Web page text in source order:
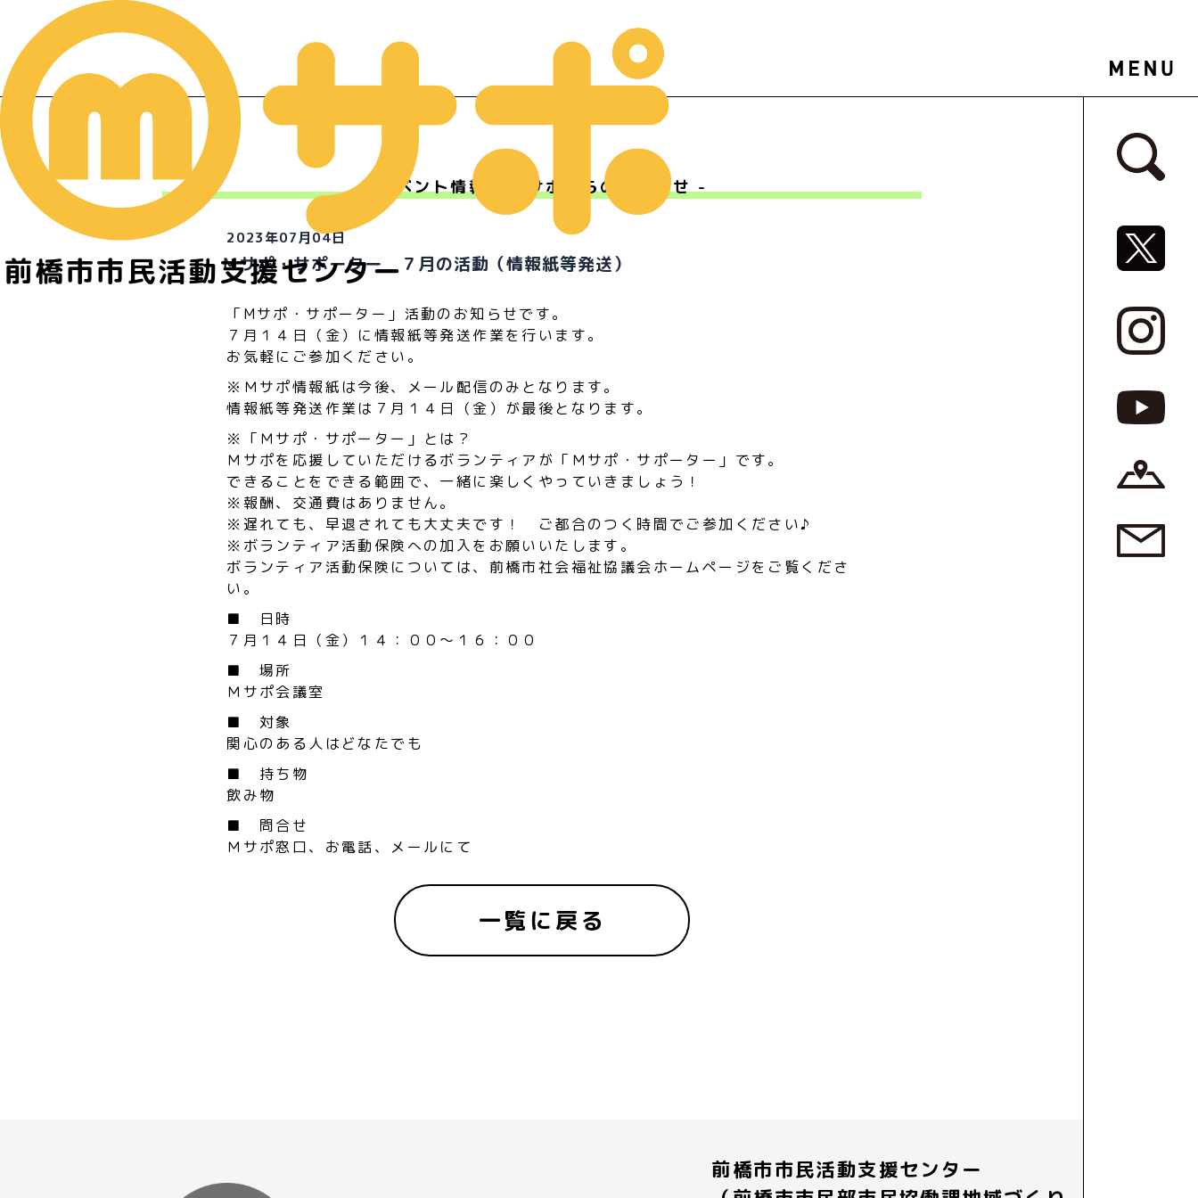
前橋市市民活動支援センター
サイドバ
SNSリ
イベント情報 - Ｍサポからのお知らせ -
2023年07月04日
Ｍサポ・サポーター ７月の活動（情報紙等発送）
「Mサポ・サポーター」活動のお知らせです。
７月１４日（金）に情報紙等発送作業を行います。
お気軽にご参加ください。
※Ｍサポ情報紙は今後、メール配信のみとなります。
情報紙等発送作業は７月１４日（金）が最後となります。
※「Ｍサポ・サポーター」とは？
Ｍサポを応援していただけるボランティアが「Ｍサポ・サポーター」です。
できることをできる範囲で、一緒に楽しくやっていきましょう！
※報酬、交通費はありません。
※遅れても、早退されても大丈夫です！ ご都合のつく時間でご参加ください♪
※ボランティア活動保険への加入をお願いいたします。
ボランティア活動保険については、前橋市社会福祉協議会ホームページをご覧くださ
い。
■ 日時
７月１４日（金）１４：００～１６：００
■ 場所
Ｍサポ会議室
■ 対象
関心のある人はどなたでも
■ 持ち物
飲み物
■ 問合せ
Ｍサポ窓口、お電話、メールにて
一覧に戻る
前橋市市民活動支援センター